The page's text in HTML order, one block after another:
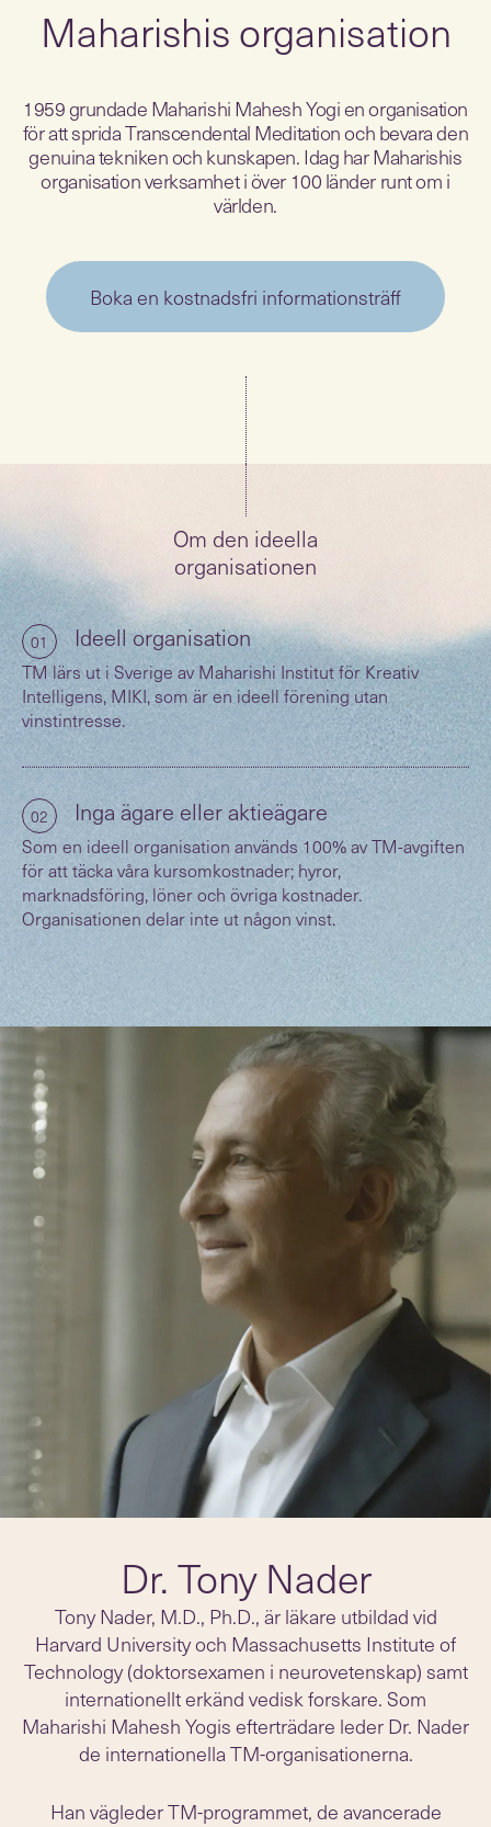
Maharishis organisation
1959 grundade Maharishi Mahesh Yogi en organisation
för att sprida Transcendental Meditation och bevara den
genuina tekniken och kunskapen. Idag har Maharishis
organisation verksamhet i över 100 länder runt om i
världen.
Boka en kostnadsfri informationsträff
Om den ideella
organisationen
01 Ideell organisation
TM lärs ut i Sverige av Maharishi Institut för Kreativ
Intelligens, MIKI, som är en ideell förening utan
vinstintresse.
02 Inga ägare eller aktieägare
Som en ideell organisation används 100% av TM-avgiften
för att täcka våra kursomkostnader; hyror,
marknadsföring, löner och övriga kostnader.
Organisationen delar inte ut någon vinst.
Dr. Tony Nader
Tony Nader, M.D., Ph.D., är läkare utbildad vid
Harvard University och Massachusetts Institute of
Technology (doktorsexamen i neurovetenskap) samt
internationellt erkänd vedisk forskare. Som
Maharishi Mahesh Yogis efterträdare leder Dr. Nader
de internationella TM-organisationerna.
Han vägleder TM-programmet, de avancerade